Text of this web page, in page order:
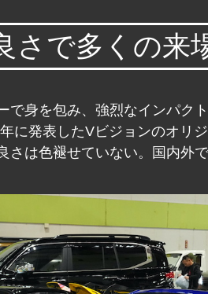
さで多くの来
で身を包み、強烈なインパク
に発表したVビジョンのオリ
さは色褪せていない。国内外